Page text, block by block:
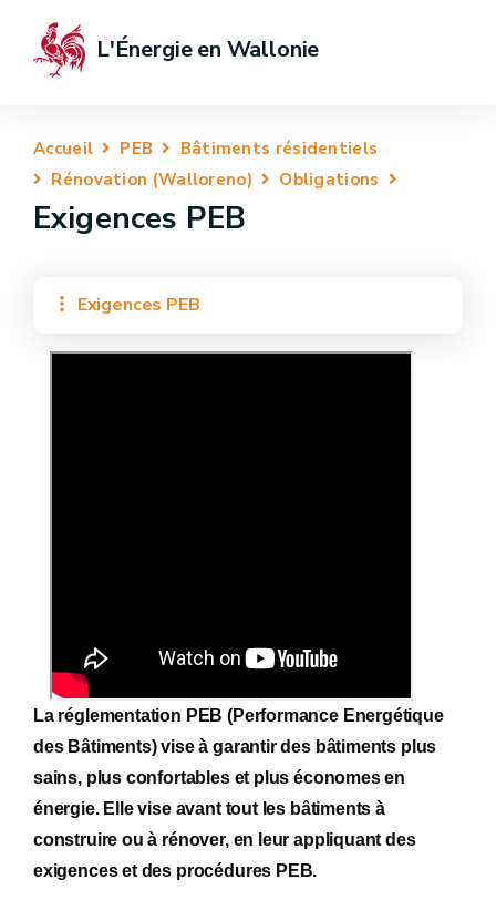
L'Énergie en Wallonie
Accueil PEB
Bâtiments résidentiels
Rénovation (Walloreno)
Obligations
Exigences PEB
Exigences PEB
La réglementation PEB (Performance Energétique
des Bâtiments) vise à garantir des bâtiments plus
sains, plus confortables et plus économes en
énergie. Elle vise avant tout les bâtiments à
construire ou à rénover, en leur appliquant des
exigences et des procédures PEB.